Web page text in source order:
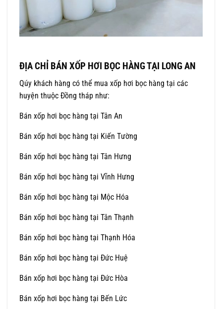
ĐỊA CHỈ BÁN XỐP HƠI BỌC HÀNG TẠI LONG AN
Qúy khách hàng có thể mua xốp hơi bọc hàng tại các
huyện thuộc Đồng tháp như:
Bán xốp hơi bọc hàng tại Tân An
Bán xốp hơi bọc hàng tại Kiến Tường
Bán xốp hơi bọc hàng tại Tân Hưng
Bán xốp hơi bọc hàng tại Vĩnh Hưng
Bán xốp hơi bọc hàng tại Mộc Hóa
Bán xốp hơi bọc hàng tại Tân Thạnh
Bán xốp hơi bọc hàng tại Thạnh Hóa
Bán xốp hơi bọc hàng tại Đức Huệ
Bán xốp hơi bọc hàng tại Đức Hòa
Bán xốp hơi bọc hàng tại Bến Lức